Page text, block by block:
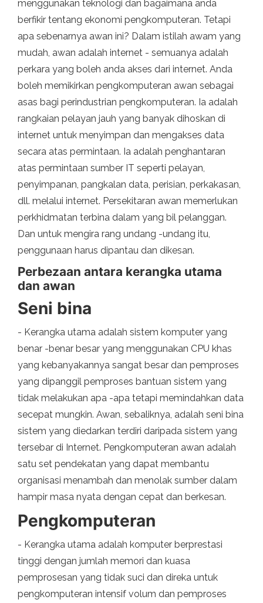
menggunakan teknologi dan bagaimana anda
berfikir tentang ekonomi pengkomputeran. Tetapi
apa sebenarnya awan ini? Dalam istilah awam yang
mudah, awan adalah internet - semuanya adalah
perkara yang boleh anda akses dari internet. Anda
boleh memikirkan pengkomputeran awan sebagai
asas bagi perindustrian pengkomputeran. Ia adalah
rangkaian pelayan jauh yang banyak dihoskan di
internet untuk menyimpan dan mengakses data
secara atas permintaan. Ia adalah penghantaran
atas permintaan sumber IT seperti pelayan,
penyimpanan, pangkalan data, perisian, perkakasan,
dll. melalui internet. Persekitaran awan memerlukan
perkhidmatan terbina dalam yang bil pelanggan.
Dan untuk mengira rang undang -undang itu,
penggunaan harus dipantau dan dikesan.
Perbezaan antara kerangka utama
dan awan
Seni bina
- Kerangka utama adalah sistem komputer yang
benar -benar besar yang menggunakan CPU khas
yang kebanyakannya sangat besar dan pemproses
yang dipanggil pemproses bantuan sistem yang
tidak melakukan apa -apa tetapi memindahkan data
secepat mungkin. Awan, sebaliknya, adalah seni bina
sistem yang diedarkan terdiri daripada sistem yang
tersebar di Internet. Pengkomputeran awan adalah
satu set pendekatan yang dapat membantu
organisasi menambah dan menolak sumber dalam
hampir masa nyata dengan cepat dan berkesan.
Pengkomputeran
- Kerangka utama adalah komputer berprestasi
tinggi dengan jumlah memori dan kuasa
pemprosesan yang tidak suci dan direka untuk
pengkomputeran intensif volum dan pemproses